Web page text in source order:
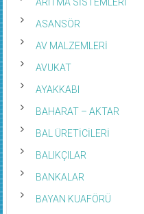
ASANSÖR
AV MALZEMLERİ
AVUKAT
AYAKKABI
BAHARAT – AKTAR
BAL ÜRETİCİLERİ
BALIKÇILAR
BANKALAR
BAYAN KUAFÖRÜ